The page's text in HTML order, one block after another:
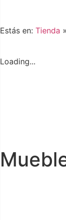
Estás en: Tienda »
Loading...